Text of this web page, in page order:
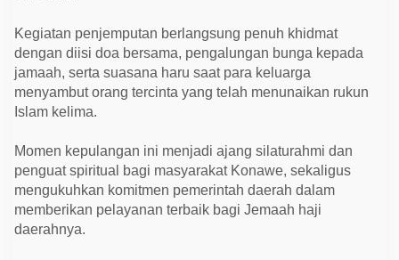
Kegiatan penjemputan berlangsung penuh khidmat
dengan diisi doa bersama, pengalungan bunga kepada
jamaah, serta suasana haru saat para keluarga
menyambut orang tercinta yang telah menunaikan rukun
Islam kelima.
Momen kepulangan ini menjadi ajang silaturahmi dan
penguat spiritual bagi masyarakat Konawe, sekaligus
mengukuhkan komitmen pemerintah daerah dalam
memberikan pelayanan terbaik bagi Jemaah haji
daerahnya.